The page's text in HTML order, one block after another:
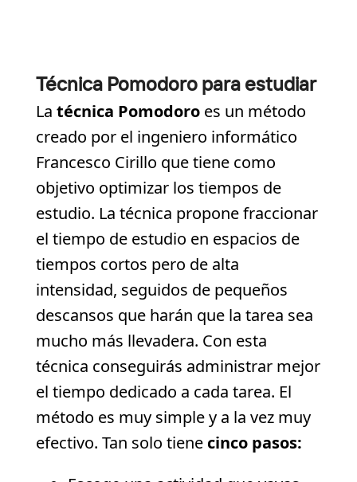
Técnica Pomodoro para estudiar
La técnica Pomodoroes un método
creado por el ingeniero informático
Francesco Cirillo que tiene como
objetivo optimizar los tiempos de
estudio. La técnica propone fraccionar
el tiempo de estudio en espacios de
tiempos cortos pero de alta
intensidad, seguidos de pequeños
descansos que harán que la tarea sea
mucho más llevadera. Con esta
técnica conseguirás administrar mejor
el tiempo dedicado a cada tarea. El
método es muy simple y a la vez muy
efectivo. Tan solo tiene cinco pasos: